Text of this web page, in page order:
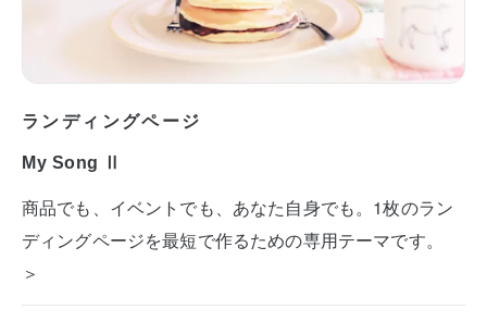
ランディングページ
My Song Ⅱ
商品でも、イベントでも、あなた自身でも。1枚のラン
ディングページを最短で作るための専用テーマです。
＞